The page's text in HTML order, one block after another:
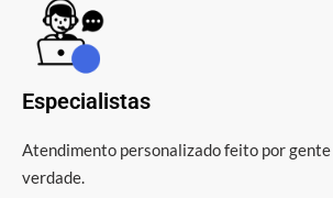
Especialistas
Atendimento personalizado feito por gente
verdade.